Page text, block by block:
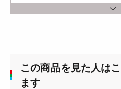
この商品を見た人は
ます